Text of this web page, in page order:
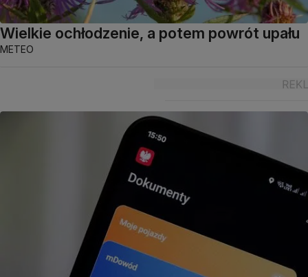
Wielkie ochłodzenie, a potem powrót upału
METEO